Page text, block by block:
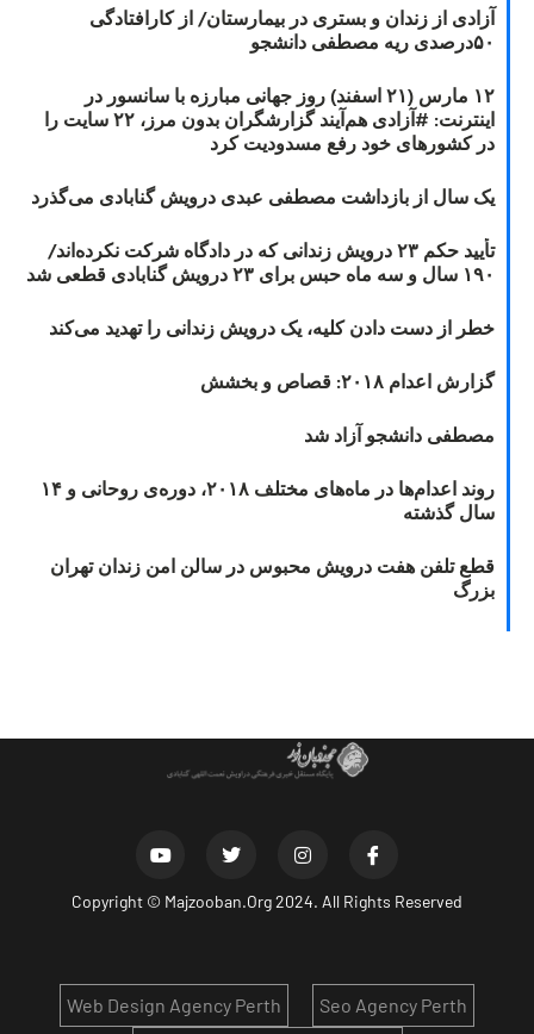
آزادی از زندان و بستری در بیمارستان/ از کارافتادگی
۵۰درصدی ریه مصطفی دانشجو
۱۲ مارس (۲۱ اسفند) روز جهانی مبارزه با سانسور در
اینترنت: #آزادی هم‌آیند گزارشگران‌ بدون مرز، ۲۲ سایت را
در کشورهای خود رفع مسدودیت کرد
یک سال از بازداشت مصطفی عبدی درویش گنابادی می‌گذرد
تأیید حکم ۲۳ درویش زندانی که در دادگاه شرکت نکرده‌اند/
۱۹۰ سال و سه ماه حبس برای ۲۳ درویش گنابادی قطعی شد
خطر از دست دادن کلیه، یک درویش زندانی را تهدید می‌کند
گزارش اعدام ۲۰۱۸: قصاص و بخشش
مصطفی دانشجو آزاد شد
روند اعدام‌ها در ماه‌های مختلف ۲۰۱۸، دوره‌ی روحانی و ۱۴
سال گذشته
قطع تلفن هفت درویش محبوس در سالن امن زندان تهران
بزرگ
Copyright © Majzooban.Org2024. All Rights Reserved
Seo Agency Perth
Web Design Agency Perth